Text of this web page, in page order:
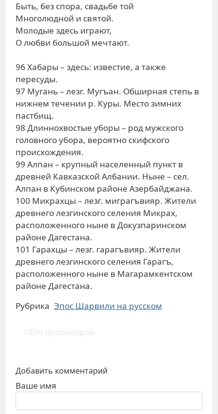
Быть, без спора, свадьбе той
Многолюдной и святой.
Молодые здесь играют,
О любви большой мечтают.
96 Хабары – здесь: известие, а также
пересуды.
97 Мугань – лезг. Мугъан. Обширная степь в
нижнем течении р. Куры. Место зимних
пастбищ.
98 Длиннохвостые уборы – род мужского
головного убора, вероятно скифского
происхождения.
99 Алпан – крупный населенный пункт в
древней Кавказской Албании. Ныне – сел.
Алпан в Кубинском районе Азербайджана.
100 Микрахцы – лезг. миграгъвияр. Жители
древнего лезгинского селения Микрах,
расположенного ныне в Докузпаринском
районе Дагестана.
101 Гарахцы – лезг. гарагъвияр. Жители
древнего лезгинского селения Гарагъ,
расположенного ныне в Магарамкентском
районе Дагестана.
Рубрика Эпос Шарвили на русском
1856 просмотров
Добавить комментарий
Ваше имя